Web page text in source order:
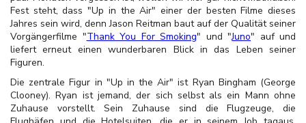
Fest steht, dass "Up in the Air" einer der besten Filme dieses
Jahres sein wird, denn Jason Reitman baut auf der Qualität seiner
Vorgängerfilme "Thank You For Smoking" und "Juno" auf und
liefert erneut einen wunderbaren Blick in das Leben seiner
Figuren.
Die zentrale Figur in "Up in the Air" ist Ryan Bingham (George
Clooney). Ryan ist jemand, der sich selbst als ein Mann ohne
Zuhause vorstellt. Sein Zuhause sind die Flugzeuge, die